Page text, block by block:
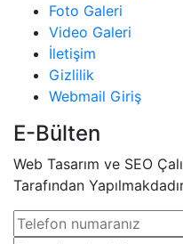
Foto Galeri
Video Galeri
İletişim
Gizlilik
Webmail Giriş
E-Bülten
Web Tasarım ve SEO
Tarafından